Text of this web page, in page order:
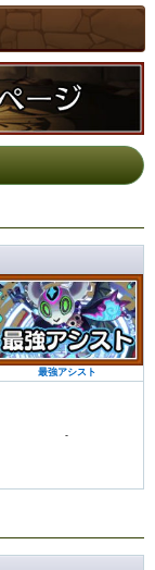
最強アシスト
-